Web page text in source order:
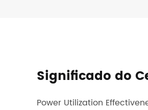
Significado do
Power Utilization